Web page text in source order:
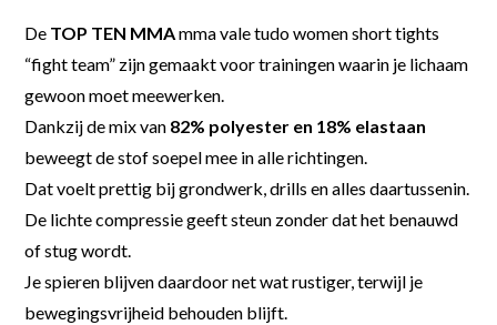
De TOP TEN MMAmma vale tudo women short tights
“fight team” zijn gemaakt voor trainingen waarin je lichaam
gewoon moet meewerken.
Dankzij de mix van 82% polyester en 18% elastaan
beweegt de stof soepel mee in alle richtingen.
Dat voelt prettig bij grondwerk, drills en alles daartussenin.
De lichte compressie geeft steun zonder dat het benauwd
of stug wordt.
Je spieren blijven daardoor net wat rustiger, terwijl je
bewegingsvrijheid behouden blijft.